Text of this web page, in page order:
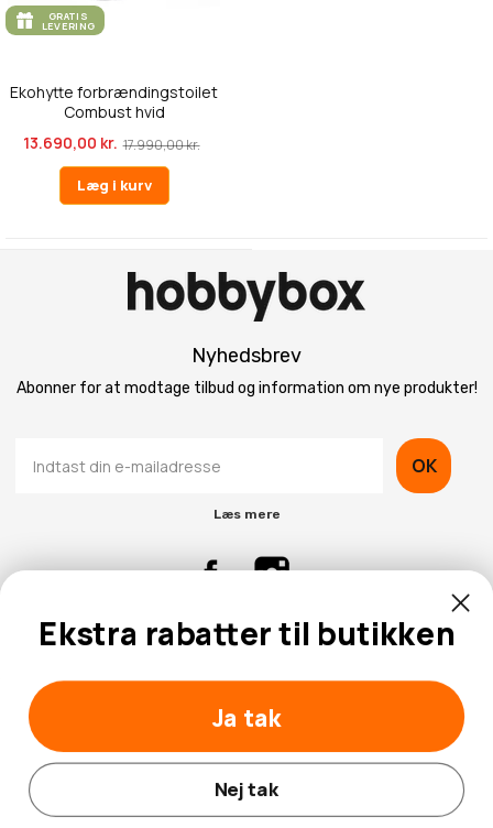
GRATIS
LEVERING
Ekohytte forbrændingstoilet
Combust hvid
13.690,00 kr. 17.990,00 kr.
Læg i kurv
Nyhedsbrev
Abonner for at modtage tilbud og information om nye produkter!
OK
Læs mere
Kontaktinformation
Kundeservice
© 2026 Hobbybox.dk
Ekstra rabatter til butikken
Ja tak
Nej tak